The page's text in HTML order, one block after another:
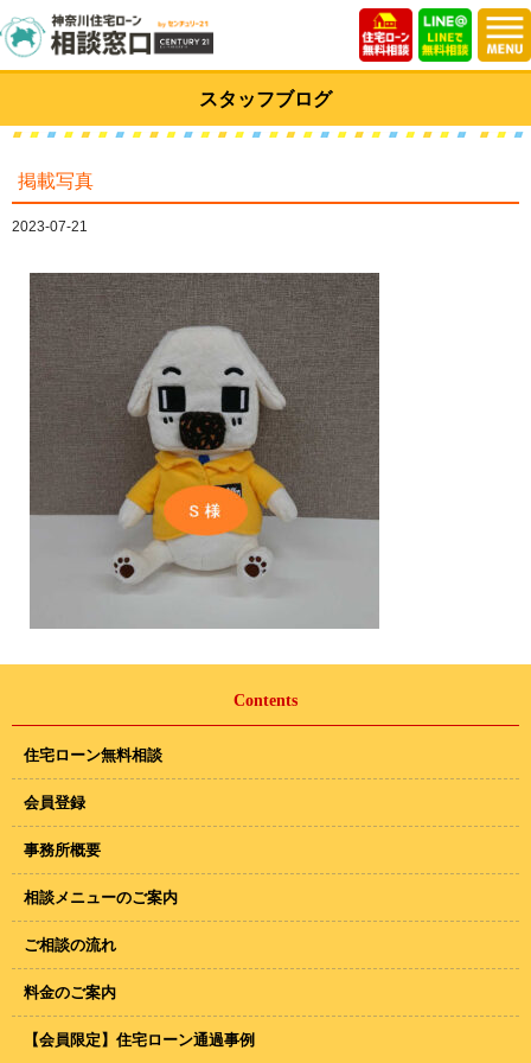
スタッフブログ
掲載写真
2023-07-21
Contents
住宅ローン無料相談
会員登録
事務所概要
相談メニューのご案内
ご相談の流れ
料金のご案内
【会員限定】住宅ローン通過事例